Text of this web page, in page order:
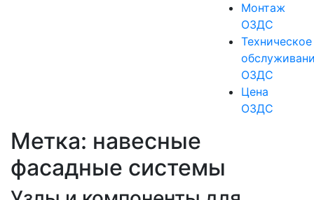
Монтаж
ОЗДС
Техническое
ОЗДС
Цена
ОЗДС
Метка: навесные
фасадные системы